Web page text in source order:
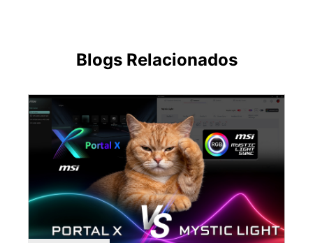
Blogs Relacionados